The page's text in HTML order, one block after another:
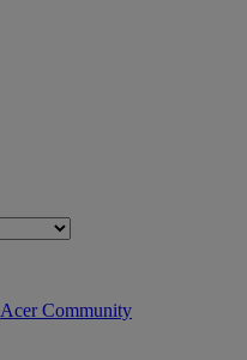
Acer Community